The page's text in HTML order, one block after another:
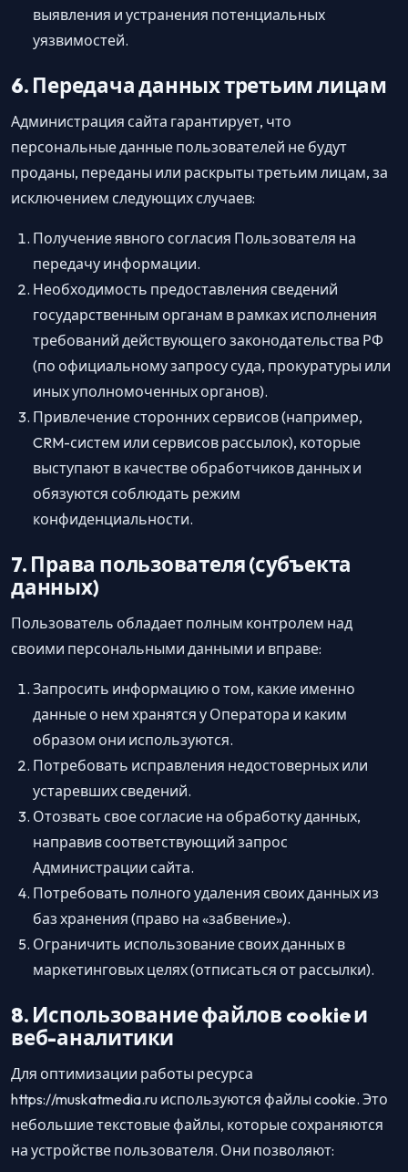
выявления и устранения потенциальных
уязвимостей.
6. Передача данных третьим лицам
Администрация сайта гарантирует, что
персональные данные пользователей не будут
проданы, переданы или раскрыты третьим лицам, за
исключением следующих случаев:
Получение явного согласия Пользователя на
передачу информации.
Необходимость предоставления сведений
государственным органам в рамках исполнения
требований действующего законодательства РФ
(по официальному запросу суда, прокуратуры или
иных уполномоченных органов).
Привлечение сторонних сервисов (например,
CRM-систем или сервисов рассылок), которые
выступают в качестве обработчиков данных и
обязуются соблюдать режим
конфиденциальности.
7. Права пользователя (субъекта
данных)
Пользователь обладает полным контролем над
своими персональными данными и вправе:
Запросить информацию о том, какие именно
данные о нем хранятся у Оператора и каким
образом они используются.
Потребовать исправления недостоверных или
устаревших сведений.
Отозвать свое согласие на обработку данных,
направив соответствующий запрос
Администрации сайта.
Потребовать полного удаления своих данных из
баз хранения (право на «забвение»).
Ограничить использование своих данных в
маркетинговых целях (отписаться от рассылки).
8. Использование файлов cookie и
веб-аналитики
Для оптимизации работы ресурса
https://muskatmedia.ru используются файлы cookie. Это
небольшие текстовые файлы, которые сохраняются
на устройстве пользователя. Они позволяют: